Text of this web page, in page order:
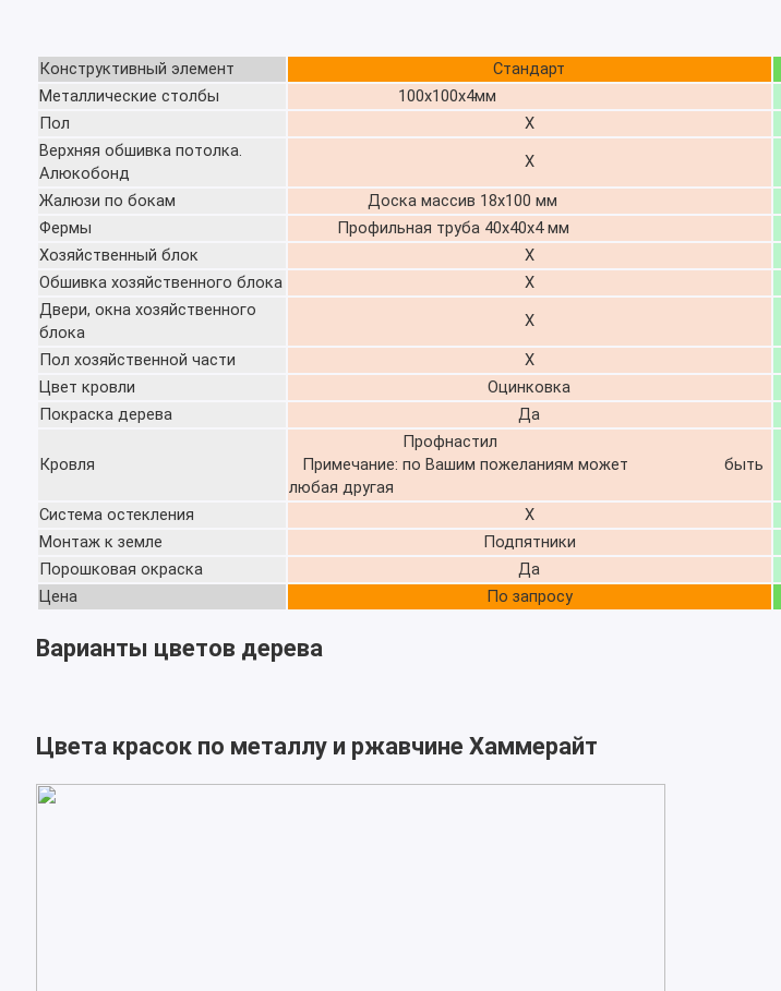
Конструктивный элемент Стандарт
Металлические столбы
100х100х4мм
Пол
Х
Верхняя обшивка потолка.
Алюкобонд
Х
Жалюзи по бокам
Доска массив 18х100 мм
Фермы
Профильная труба 40х40х4 мм
Хозяйственный блок
Х
Обшивка хозяйственного блока
Х
Двери, окна хозяйственного
блока
Х
Пол хозяйственной части
Х
Цвет кровли
Оцинковка
Покраска дерева
Да
Кровля
Профнастил
Примечание: по Вашим пожеланиям может быть
любая другая
Система остекления
Х
Монтаж к земле
Подпятники
Порошковая окраска
Да
Цена
По запросу
Варианты цветов дерева
Цвета красок по металлу и ржавчине Хаммерайт